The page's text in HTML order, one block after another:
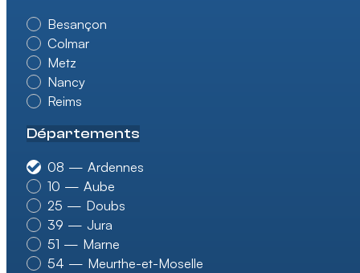
Besançon
Colmar
Metz
Nancy
Reims
Départements
08 — Ardennes
10 — Aube
25 — Doubs
39 — Jura
51 — Marne
54 — Meurthe-et-Moselle